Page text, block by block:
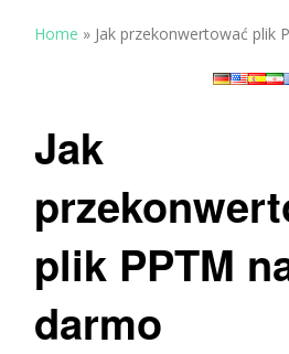
Home » Jak przekonwertować plik
Jak
plik PPTM
darmo